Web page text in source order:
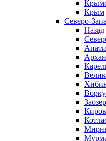
Крым
Северо-
Назад